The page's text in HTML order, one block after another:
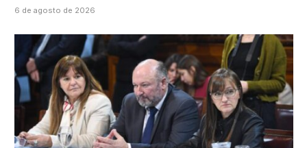
6 de agosto de 2026